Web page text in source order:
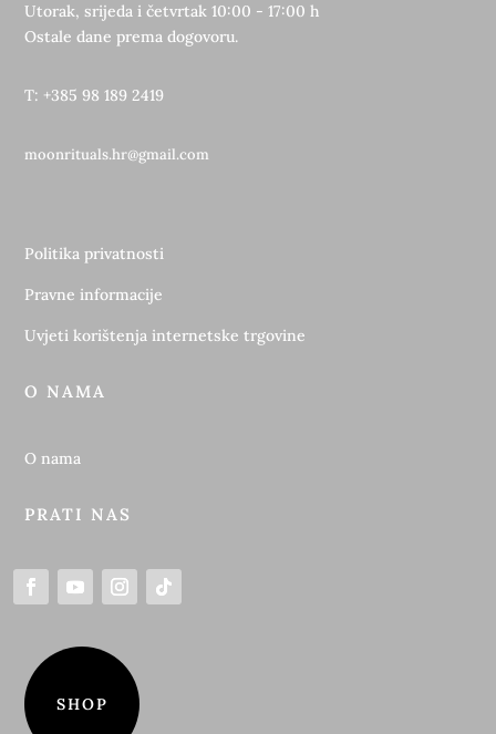
Utorak, srijeda i četvrtak 10:00 - 17:00 h
Ostale dane prema dogovoru.
T: +385 98 189 2419
moonrituals.hr@gmail.com
Politika privatnosti
Pravne informacije
Uvjeti korištenja internetske trgovine
O NAMA
O nama
PRATI NAS
SHOP